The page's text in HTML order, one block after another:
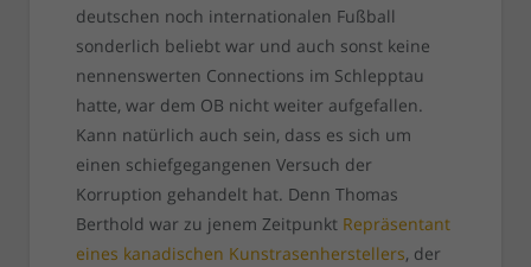
deutschen noch internationalen Fußball
sonderlich beliebt war und auch sonst keine
nennenswerten Connections im Schlepptau
hatte, war dem OB nicht weiter aufgefallen.
Kann natürlich auch sein, dass es sich um
einen schiefgegangenen Versuch der
Korruption gehandelt hat. Denn Thomas
Berthold war zu jenem Zeitpunkt Repräsentant
eines kanadischen Kunstrasenherstellers, der